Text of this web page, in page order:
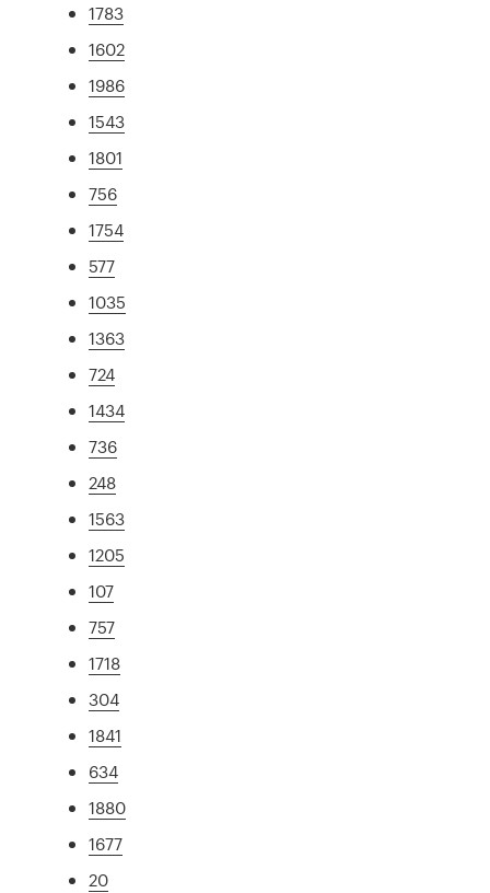
1783
1602
1986
1543
1801
756
1754
577
1035
1363
724
1434
736
248
1563
1205
107
757
1718
304
1841
634
1880
1677
20